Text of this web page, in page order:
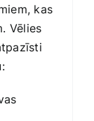
kas
Vēlies